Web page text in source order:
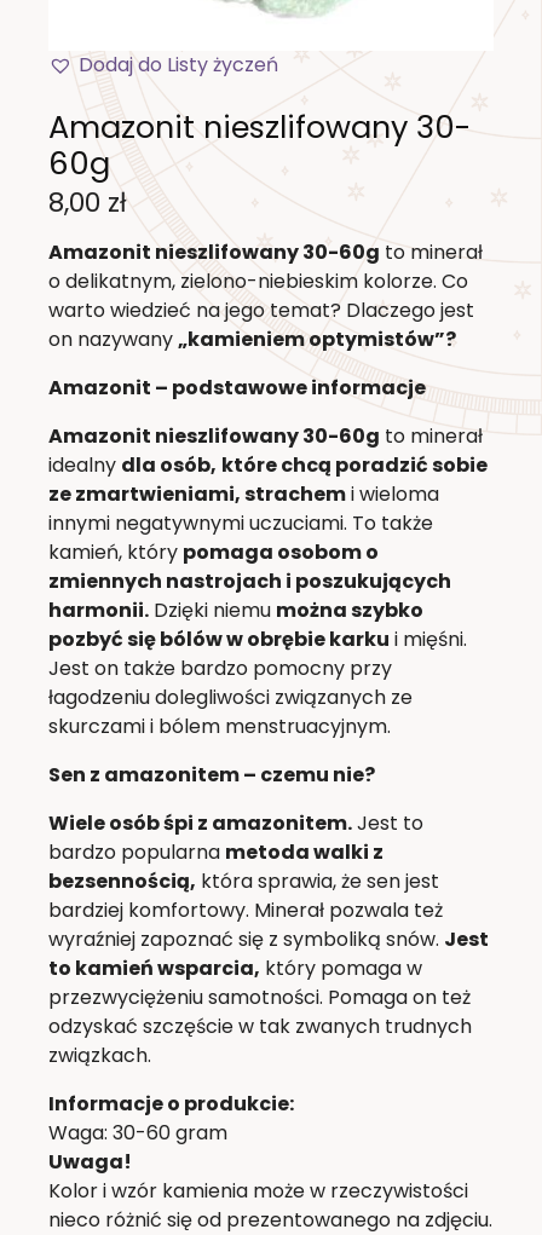
Dodaj do Listy życzeń
Amazonit nieszlifowany 30-
60g
8,00 zł
Amazonit nieszlifowany 30-60g to minerał
o delikatnym, zielono-niebieskim kolorze. Co
warto wiedzieć na jego temat? Dlaczego jest
on nazywany„kamieniem optymistów”?
Amazonit – podstawowe informacje
Amazonit nieszlifowany 30-60g to minerał
idealny dla osób, które chcą poradzić sobie
ze zmartwieniami, strachemi wieloma
innymi negatywnymi uczuciami. To także
kamień, który pomaga osobom o
zmiennych nastrojach i poszukujących
harmonii. Dzięki niemu można szybko
pozbyć się bólów w obrębie karku i mięśni.
Jest on także bardzo pomocny przy
łagodzeniu dolegliwości związanych ze
skurczami i bólem menstruacyjnym.
Sen z amazonitem – czemu nie?
Wiele osób śpi z amazonitem.Jest to
bardzo popularna metoda walki z
bezsennością, która sprawia, że sen jest
bardziej komfortowy. Minerał pozwala też
wyraźniej zapoznać się z symboliką snów. Jest
to kamień wsparcia, który pomaga w
przezwyciężeniu samotności. Pomaga on też
odzyskać szczęście w tak zwanych trudnych
związkach.
Informacje o produkcie:
Waga: 30-60 gram
Uwaga!
Kolor i wzór kamienia może w rzeczywistości
nieco różnić się od prezentowanego na zdjęciu.